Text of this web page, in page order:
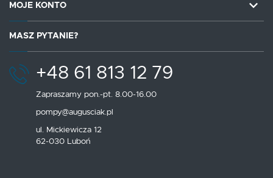
MOJE KONTO
MASZ PYTANIE?
+48 61 813 12 79
Zapraszamy pon.-pt. 8.00-16.00
pompy@augusciak.pl
ul. Mickiewicza 12
62-030 Luboń